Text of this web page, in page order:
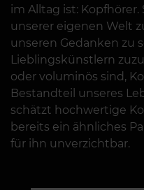
im Alltag ist: Kopfhörer.
unserer eigenen Welt
unseren Gedanken zu
Lieblingskünstlern
oder voluminös sind,
Bestandteil unseres
schätzt hochwertige
bereits ein ähnliches
für ihn unverzichtbar.